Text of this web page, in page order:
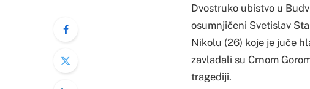
Dvostruko ubistvo u
osumnjičeni Svetislav
Nikolu (26) koje je juče
zavladali su Crnom
tragediji.